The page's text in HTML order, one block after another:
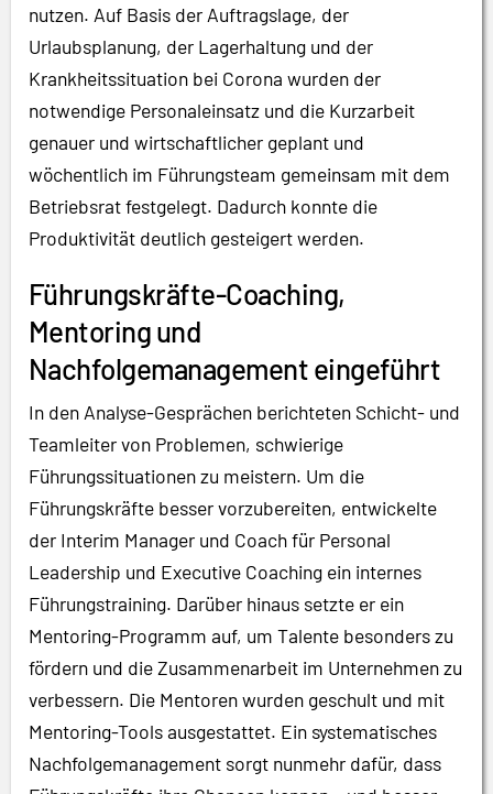
nutzen. Auf Basis der Auftragslage, der
Urlaubsplanung, der Lagerhaltung und der
Krankheitssituation bei Corona wurden der
notwendige Personaleinsatz und die Kurzarbeit
genauer und wirtschaftlicher geplant und
wöchentlich im Führungsteam gemeinsam mit dem
Betriebsrat festgelegt. Dadurch konnte die
Produktivität deutlich gesteigert werden.
Führungskräfte-Coaching,
Mentoring und
Nachfolgemanagement eingeführt
In den Analyse-Gesprächen berichteten Schicht- und
Teamleiter von Problemen, schwierige
Führungssituationen zu meistern. Um die
Führungskräfte besser vorzubereiten, entwickelte
der Interim Manager und Coach für Personal
Leadership und Executive Coaching ein internes
Führungstraining. Darüber hinaus setzte er ein
Mentoring-Programm auf, um Talente besonders zu
fördern und die Zusammenarbeit im Unternehmen zu
verbessern. Die Mentoren wurden geschult und mit
Mentoring-Tools ausgestattet. Ein systematisches
Nachfolgemanagement sorgt nunmehr dafür, dass